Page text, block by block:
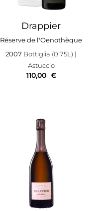
Drappier
Réserve de l'Oenothèque
2007 Bottiglia (0.75L) |
Astuccio
110,00 €